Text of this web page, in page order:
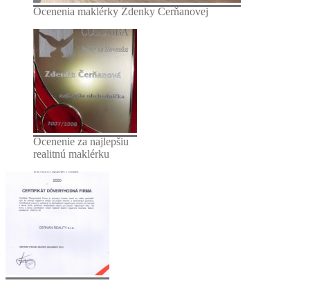
Ocenenia maklérky Zdenky Čerňanovej
Ocenenie za najlepšiu
realitnú maklérku